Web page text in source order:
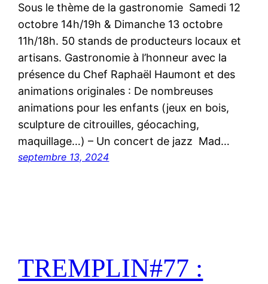
Sous le thème de la gastronomie Samedi 12
octobre 14h/19h & Dimanche 13 octobre
11h/18h. 50 stands de producteurs locaux et
artisans. Gastronomie à l’honneur avec la
présence du Chef Raphaël Haumont et des
animations originales : De nombreuses
animations pour les enfants (jeux en bois,
sculpture de citrouilles, géocaching,
maquillage…) – Un concert de jazz Mad…
septembre 13, 2024
TREMPLIN#77 :